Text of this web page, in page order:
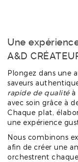
Une
A&D
Plongez dans une
saveurs
rapide de qualitéà
avec soin grâce à
Chaque plat,
une expérience
Nous combinons
afin de créer une
orchestrent